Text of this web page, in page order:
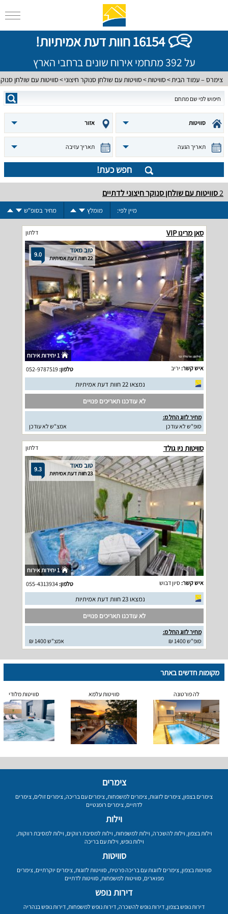
16154 חוות דעת אמיתיות!
על 392 מתחמי אירוח שונים ברחבי הארץ
צימרס – עמוד הבית סוויטות סוויטות עם שולחן סנוקר חיצוני סוויטות עם שולחן
סוויטות אזור
תאריך הגעה תאריך עזיבה
חפש כעת!
2סוויטות עם שולחן סנוקר חיצוני לדתיים
מיין לפי: מומלץ מחיר בסופ"ש
סאן מרינו VIP דלתון
9.0 טוב מאוד
22 חוות דעת אמיתיות
1 יחידות אירוח
איש קשר: יריב טלפון:052-9787519
נמצאו 22 חוות דעת אמיתיות
לא עודכנו תאריכים פנויים
מחיר לזוג החל מ:
סופ"ש לא עודכן
אמצ"ש לא עודכן
סוויטות ניו גולד דלתון
9.3 טוב מאוד
23 חוות דעת אמיתיות
1 יחידות אירוח
איש קשר:סיון דבוש טלפון:055-4313934
נמצאו 23 חוות דעת אמיתיות
לא עודכנו תאריכים פנויים
מחיר לזוג החל מ:
סופ"ש 1400 ₪
אמצ"ש 1400 ₪
מקומות חדשים באתר
לה פורטונה סוויטות עלמא סוויטות מלודי
צימרים
צימרים בצפון, צימרים לזוגות, צימרים למשפחות, צימרים עם בריכה, צימרים זולים, צימרים
לדתיים,צימרים רומנטיים
וילות
וילות בצפון, וילות להשכרה, וילות למשפחות, וילות למסיבת רווקים, וילות למסיבת רווקות,
וילות נופש, וילות עם בריכה
סוויטות
סוויטות בצפון,צימרים לזוגות עם בריכה פרטית,סוויטות לזוגות,צימרים יוקרתיים,צימרים
מפוארים,סוויטות למשפחות,סוויטות לדתיים
דירות נופש
דירות נופש בצפון, דירות נופש להשכרה, דירות נופש למשפחות, דירות נופש בנהריה